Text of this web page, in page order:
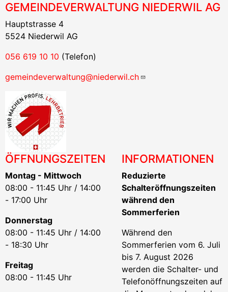
GEMEINDEVERWALTUNG NIEDERWIL AG
Hauptstrasse 4
5524 Niederwil AG
056 619 10 10 (Telefon)
gemeindeverwaltung@niederwil.ch
ÖFFNUNGSZEITEN
Montag - Mittwoch
08:00 - 11:45 Uhr / 14:00
- 17:00 Uhr
Donnerstag
08:00 - 11:45 Uhr / 14:00
- 18:30 Uhr
Freitag
08:00 - 11:45 Uhr
INFORMATIONEN
Reduzierte
Schalteröffnungszeiten
während den
Sommerferien
Während den
Sommerferien vom 6. Juli
bis 7. August 2026
werden die Schalter- und
Telefonöffnungszeiten auf